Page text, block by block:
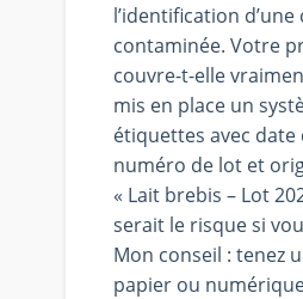
l’identification d’une
contaminée. Votre
couvre-t-elle
mis en place un
étiquettes avec
numéro de lot et
« Lait brebis – Lot
serait le risque si
Mon conseil : tenez
papier ou